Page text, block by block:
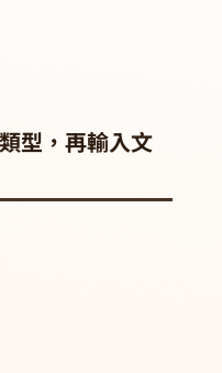
型，再輸入文